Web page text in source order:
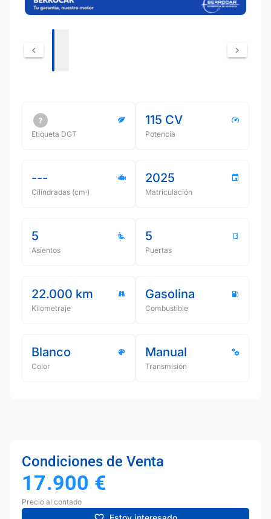
Etiqueta DGT
115 CV
Potencia
---
Cilindradas (cmᵌ)
2025
Matriculación
5
Asientos
5
Puertas
22.000 km
Kilometraje
Gasolina
Combustible
Blanco
Color
Manual
Transmisión
Condiciones de Venta
17.900 €
Precio al contado